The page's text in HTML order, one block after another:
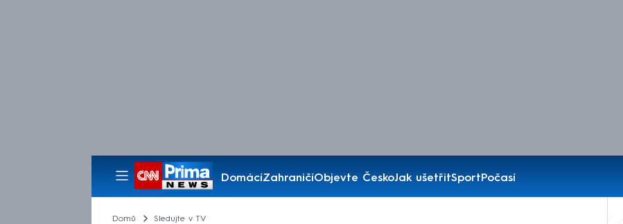
DomácíZahraničíObjevte ČeskoJak ušetřitSportPočasí
Pořady
Domů Sledujte v TV